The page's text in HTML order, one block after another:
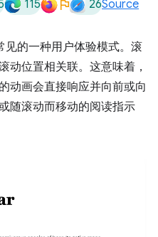
115 26Source
见的一种用户体验模式。滚
动位置相关联。这意味着，
动画会直接响应并向前或向
随滚动而移动的阅读指示